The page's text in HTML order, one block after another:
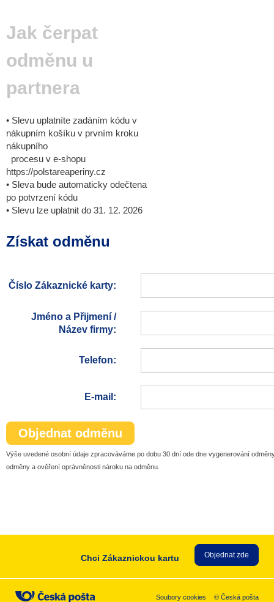
Jak čerpat
odměnu u
partnera
• Slevu uplatníte zadáním kódu v
nákupním košíku v prvním kroku
nákupního
procesu v e-shopu
https://polstareaperiny.cz
• Sleva bude automaticky odečtena
po potvrzení kódu
• Slevu lze uplatnit do 31. 12. 2026
Získat odměnu
Číslo Zákaznické karty:
Jméno a Přijmení /
Název firmy:
Telefon:
E-mail:
Objednat odměnu
Výše uvedené osobní údaje zpracováváme po dobu 30 dní ode dne vygenerování
odměny a ověření oprávněnosti nároku na odměnu.
Objednat zde
Chci Zákaznickou kartu
Soubory cookies © Česká pošta